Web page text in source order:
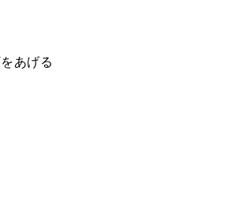
あげる